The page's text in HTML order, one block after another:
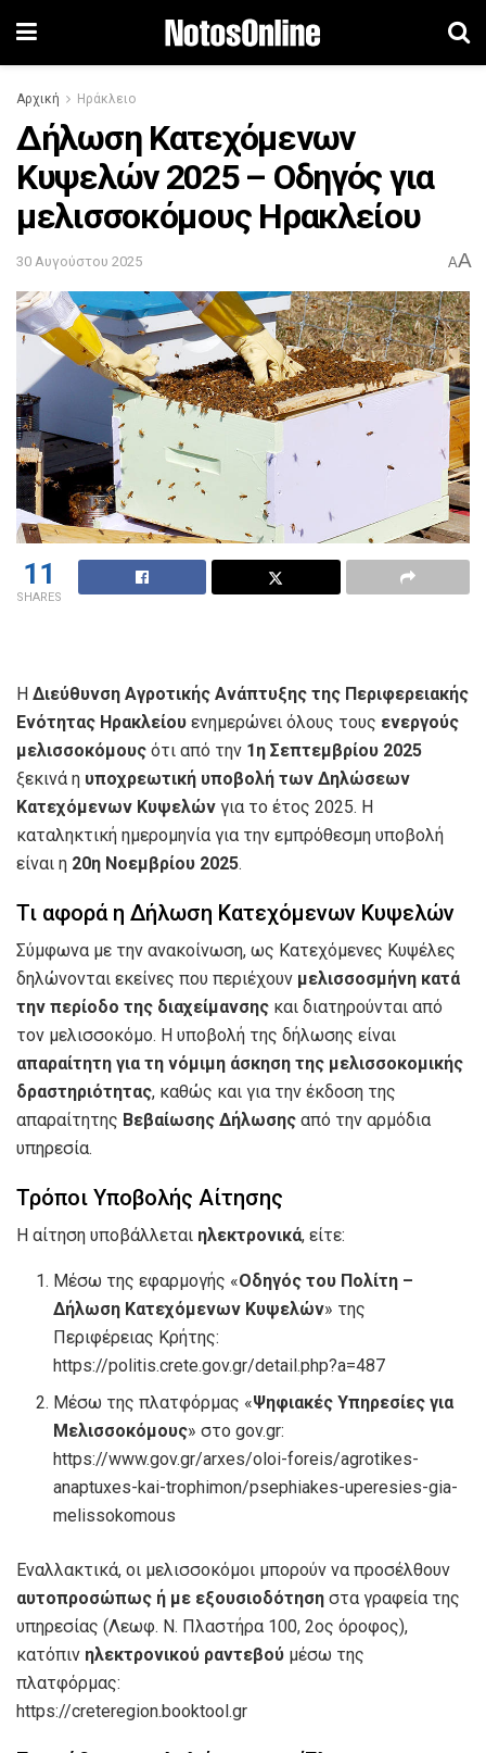
Αρχική Ηράκλειο
Δήλωση Κατεχόμενων
Κυψελών 2025 – Οδηγός για
μελισσοκόμους Ηρακλείου
30 Αυγούστου 2025 AA
11
SHARES
Η Διεύθυνση Αγροτικής Ανάπτυξης της Περιφερειακής
Ενότητας Ηρακλείου ενημερώνει όλους τους ενεργούς
μελισσοκόμους ότι από την 1η Σεπτεμβρίου 2025
ξεκινά η υποχρεωτική υποβολή των Δηλώσεων
Κατεχόμενων Κυψελών για το έτος 2025. Η
καταληκτική ημερομηνία για την εμπρόθεσμη υποβολή
είναι η 20η Νοεμβρίου 2025.
Τι αφορά η Δήλωση Κατεχόμενων Κυψελών
Σύμφωνα με την ανακοίνωση, ως Κατεχόμενες Κυψέλες
δηλώνονται εκείνες που περιέχουν μελισσοσμήνη κατά
την περίοδο της διαχείμανσης και διατηρούνται από
τον μελισσοκόμο. Η υποβολή της δήλωσης είναι
απαραίτητη για τη νόμιμη άσκηση της μελισσοκομικής
δραστηριότητας, καθώς και για την έκδοση της
απαραίτητης Βεβαίωσης Δήλωσης από την αρμόδια
υπηρεσία.
Τρόποι Υποβολής Αίτησης
Η αίτηση υποβάλλεται ηλεκτρονικά, είτε:
Μέσω της εφαρμογής «Οδηγός του Πολίτη –
Δήλωση Κατεχόμενων Κυψελών» της
Περιφέρειας Κρήτης:
https://politis.crete.gov.gr/detail.php?a=487
Μέσω της πλατφόρμας «Ψηφιακές Υπηρεσίες για
Μελισσοκόμους» στο gov.gr:
https://www.gov.gr/arxes/oloi-foreis/agrotikes-
anaptuxes-kai-trophimon/psephiakes-uperesies-gia-
melissokomous
Εναλλακτικά, οι μελισσοκόμοι μπορούν να προσέλθουν
αυτοπροσώπως ή με εξουσιοδότηση στα γραφεία της
υπηρεσίας (Λεωφ. Ν. Πλαστήρα 100, 2ος όροφος),
κατόπιν ηλεκτρονικού ραντεβού μέσω της
πλατφόρμας:
https://creteregion.booktool.gr